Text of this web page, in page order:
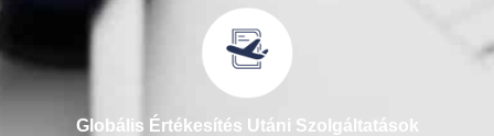
Globális Értékesítés Utáni Szolgáltatások